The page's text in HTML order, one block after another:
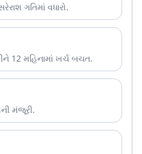
ગતિમાં વધારો.
12 મહિનામાં ખર્ચ બચત.
મંજૂરી.